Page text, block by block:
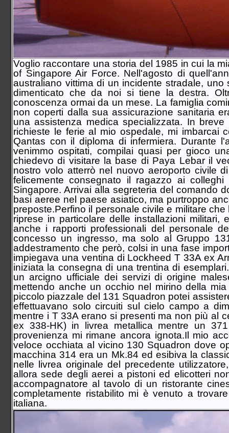
70° Stormo
72° Stormo
1° RMV
3° RMV
CAE MC
Accademia Aeronautica
CSAM/3ªRA
Marina Militare overviewItalian Navy
MariSTaeli Catania
MariSTaer Grottaglie
MariSTaeli Luni
Guardia Costiera overviewItalian Coast Guard
Base Aerea Catania
Base Aerea Luni
Base Aerea Pescara
Guardia di Finanza overviewItalian Custom Police
ReTLA Aereo
Gruppo Esplorazione Aeromarittima
Sezione Aerea Bari
Sezione Aerea Bolzano
Sezione Aerea Cagliari
Sezione Aerea di Manovra Catania
Sezione Aerea Genova
Sezione Aerea Lamezia Terme
Sezione Aerea Napoli
Sezione Aerea Palermo
Sezione Aerea di Manovra Pisa
Sezione Aerea Pratica di Mare
Sezione Aerea Rimini
Sezione Aerea Venezia
Sezione Aerea Venegono
Voglio raccontare una storia del 1985 in cui la
of Singapore Air Force. Nell'agosto di
australiano vittima di un incidente stradale,
dimenticato che da noi si tiene la destra.
conoscenza ormai da un mese. La famiglia
non coperti dalla sua assicurazione sanitaria
una assistenza medica specializzata. In
richieste le ferie al mio ospedale, mi
Qantas con il diploma di infermiera. Durante
venimmo ospitati, compilai quasi per gioco
chiedevo di visitare la base di Paya Lebar il
nostro volo atterrò nel nuovo aeroporto civile
felicemente consegnato il ragazzo ai
Singapore. Arrivai alla segreteria del comando
basi aeree nel paese asiatico, ma purtroppo
preposte.Perfino il personale civile e militare
riprese in particolare delle installazioni
anche i rapporti professionali del personale
concesso un ingresso, ma solo al Gruppo
addestramento che però, colsi in una fase
impiegava una ventina di Lockheed T 33A ex
iniziata la consegna di una trentina di
un arcigno ufficiale dei servizi di origine
mettendo anche un occhio nel mirino della
piccolo piazzale del 131 Squadron potei
effettuavano solo circuiti sul cielo campo a
mentre i T 33A erano si presenti ma non più al
ex 338-HK) in livrea metallica mentre un
provenienza mi rimane ancora ignota.Il mio
veloce occhiata al vicino 130 Squadron dove
macchina 314 era un Mk.84 ed esibiva la
nelle livrea originale del precedente
allora sede degli aerei a pistoni ed elicotteri
accompagnatore al tavolo di un ristorante
completamente ristabilito mi è venuto a
italiana.